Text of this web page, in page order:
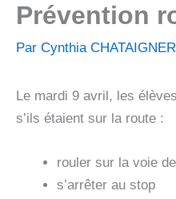
Prévention
Par Cynthia CHATAIGNER
Le mardi 9 avril, les
s’ils étaient sur la route :
rouler sur la voie
s’arrêter au stop